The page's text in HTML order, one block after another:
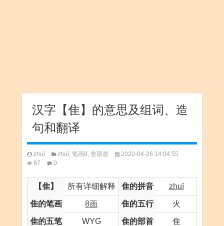
汉字【隹】的意思及组词、造
句和翻译
zhuī zhuì, 笔画8, 隹部首
2020-04-26 14:04:55
87
0
【隹】 所有详细解释 隹的拼音 zhuī
隹的笔画 8画 隹的五行 火
隹的五笔 WYG 隹的部首 隹